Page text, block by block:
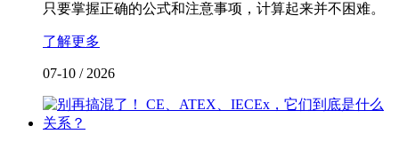
只要掌握正确的公式和注意事项，计算起来并不困难。
了解更多
07-10 / 2026